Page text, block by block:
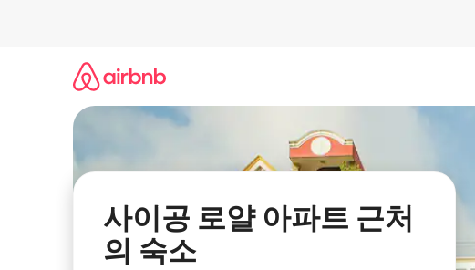
사이공 로얄 아파트 근처
의 숙소